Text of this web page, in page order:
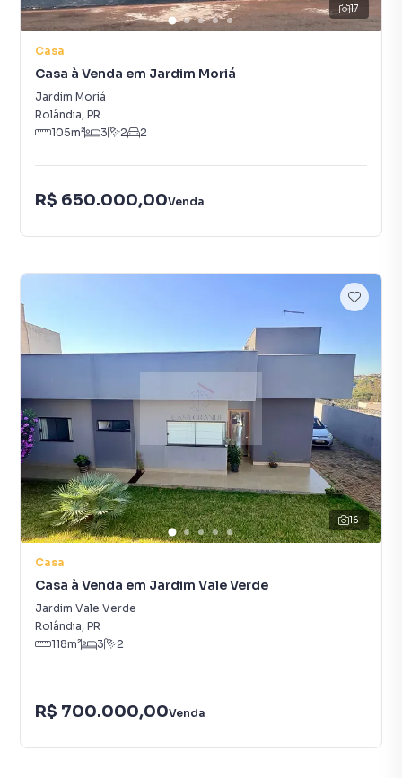
17
Casa
Casa à Venda em Jardim Moriá
Jardim Moriá
Rolândia, PR
105m² 3 2 2
R$ 650.000,00Venda
16
Casa
Casa à Venda em Jardim Vale Verde
Jardim Vale Verde
Rolândia, PR
118m² 3 2
R$ 700.000,00Venda